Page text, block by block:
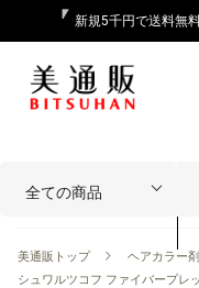
新規5千円で送料無
美通販トップ ヘアカラー剤
シュワルツコフ ファイバープレ